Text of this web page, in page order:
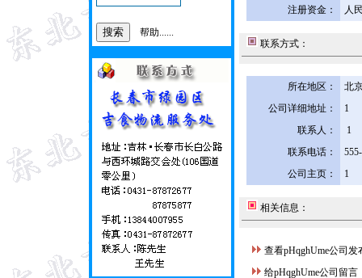
帮助......
注册资金：
人
联系方式：
所在地区：
北
公司详细地址：
1
联系人：
1
联系电话：
公司主页：
1
相关信息：
查看pHqghUme公司发
给pHqghUme公司留言